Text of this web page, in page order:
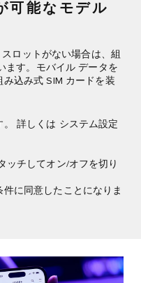
可能なモデル
ロットがない場合は、組
ます。モバイル データを
込み式 SIM カードを装
詳しくは システム設定
チしてオン/オフを切り
に同意したことになりま